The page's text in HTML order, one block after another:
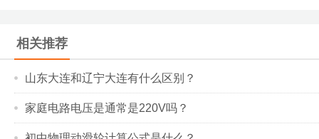
相关推荐
山东大连和辽宁大连有什么区别？
家庭电路电压是通常是220V吗？